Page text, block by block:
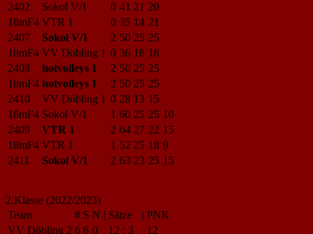
2402
Sokol V/1 0 41 21 20
18mF4 VTR 1 0 35 14 21
2407
Sokol V/1 2 50 25 25
18mF4 VV Döbling 1 0 36 18 18
2408
hotvolleys 1 2 50 25 25
18mF4 hotvolleys 1 2 50 25 25
2410
VV Döbling 1 0 28 13 15
18mF4 Sokol V/1 1 60 25 25 10
2409
VTR 1 2 64 27 22 15
18mF4 VTR 1 1 52 25 18 9
2411
Sokol V/1 2 63 23 25 15
2.Klasse (2022/2023)
Team
# S N | Sätze | PNK
VV Döbling 2 6 6 0 12 : 3
12